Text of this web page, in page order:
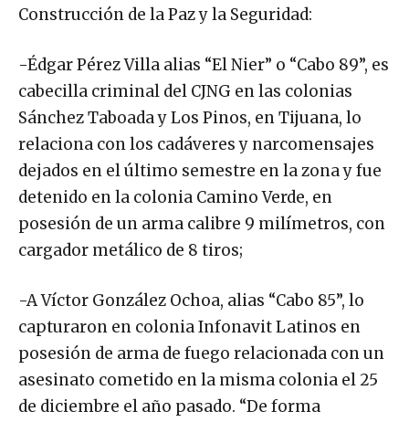
Construcción de la Paz y la Seguridad:
-Édgar Pérez Villa alias “El Nier” o “Cabo 89”, es
cabecilla criminal del CJNG en las colonias
Sánchez Taboada y Los Pinos, en Tijuana, lo
relaciona con los cadáveres y narcomensajes
dejados en el último semestre en la zona y fue
detenido en la colonia Camino Verde, en
posesión de un arma calibre 9 milímetros, con
cargador metálico de 8 tiros;
-A Víctor González Ochoa, alias “Cabo 85”, lo
capturaron en colonia Infonavit Latinos en
posesión de arma de fuego relacionada con un
asesinato cometido en la misma colonia el 25
de diciembre el año pasado. “De forma